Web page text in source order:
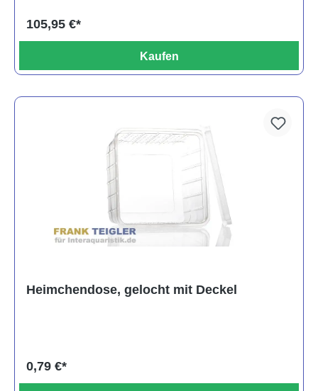
105,95 €*
Kaufen
Heimchendose, gelocht mit Deckel
0,79 €*